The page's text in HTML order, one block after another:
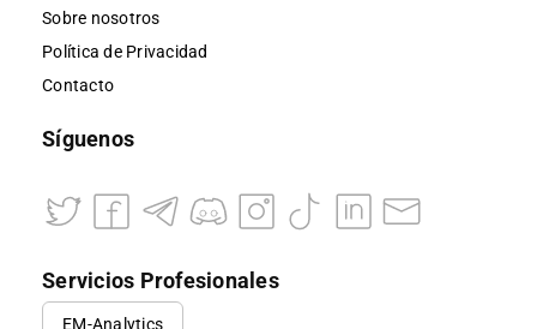
Sobre nosotros
Política de Privacidad
Contacto
Síguenos
Servicios Profesionales
EM-Analytics